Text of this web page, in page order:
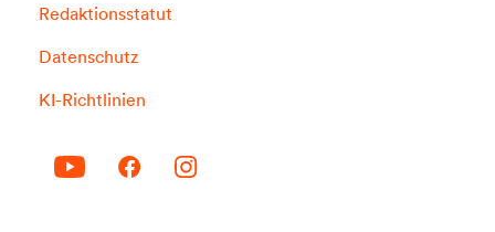
Redaktionsstatut
Datenschutz
KI-Richtlinien